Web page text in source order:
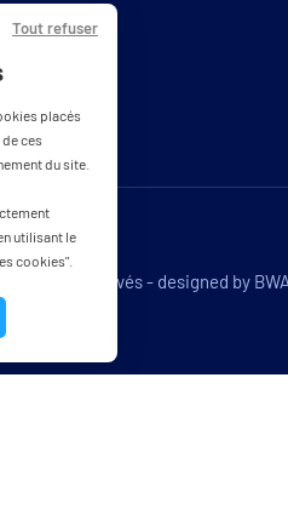
placés
ces
du site.
utilisant le
cookies".
Tout refuser
droits réservés - designed by